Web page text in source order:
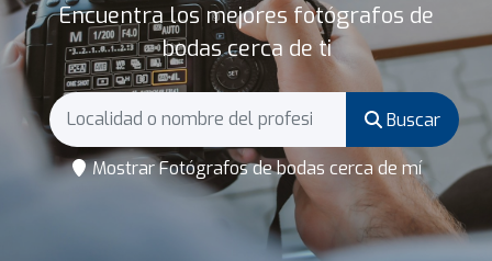
Encuentra los mejores fotógrafos de
bodas cerca de ti
Buscar
Mostrar Fotógrafos de bodas cerca de mí